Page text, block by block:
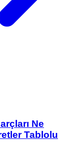
Ne
Tablolu